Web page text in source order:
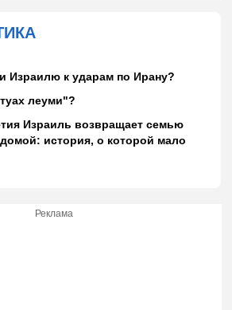
Израилю к ударам по Ирану?
леуми"?
Израиль возвращает семью
история, о которой мало
Реклама